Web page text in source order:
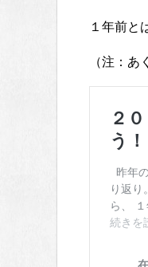
１年前と
（注：あ